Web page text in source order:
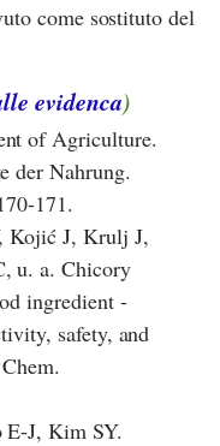
come sostituto del
evidenca)
of Agriculture.
der Nahrung.
171.
Kojić J, Krulj J,
u. a. Chicory
ingredient -
safety, and
E-J, Kim SY.